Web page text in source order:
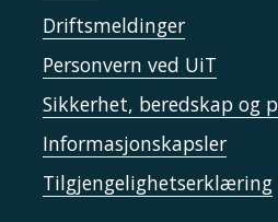
Driftsmeldinger
Personvern ved UiT
Sikkerhet, beredskap og
Informasjonskapsler
Tilgjengelighetserklæring